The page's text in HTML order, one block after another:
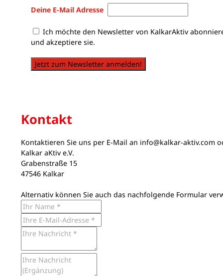
Deine E-Mail Adresse
Ich möchte den Newsletter von KalkarAktiv
und akzeptiere sie.
Jetzt zum Newsletter anmelden!
Kontakt
Kontaktieren Sie uns per E-Mail an info@kalkar-aktiv.com
Kalkar aKtiv e.V.
Grabenstraße 15
47546 Kalkar
Alternativ können Sie auch das nachfolgende Formular